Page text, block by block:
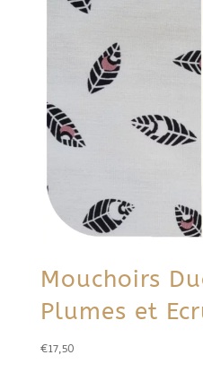
Mouchoirs
Plumes et
€17,50